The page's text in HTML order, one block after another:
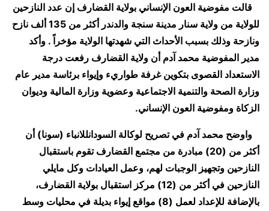
قالت مفوضية العون الإنساني بولاية القضارف إن عدد النازحين
للولاية من ولاية سنار مدينة سنجة والدندر أكثر من 135 ألف نازح
ونازحة وذلك بسبب الأحداث التي شهدتها الولاية مؤخراً . وأكد
مدير المفوضية محمد آدم أن ولاية القضارف رفعت درجة
الاستعداد القصوى بتكوين غرفة طواريء وإيواء برئاسة مدير عام
وزارة الصحة والتنمية الاجتماعية وعضوية وزارة المالية وديوان
الزكاة ومفوضية العون الإنساني.
واوضح محمد آدم في تصريح لوكالة السودانللانباء (سونا) أن
أكثر من (20) مبادرة من مجتمع القضارف تقوم باستقبال
النازحين وتجهيز الوجبات لهم، وعمل العيادات وكل مايلي
النازحين في أكثر من (12) مركز استقبال بولاية القضارف،
بالإضافة للإعداد لعمل (8) مواقع إيواء بديلة في محليات وسط